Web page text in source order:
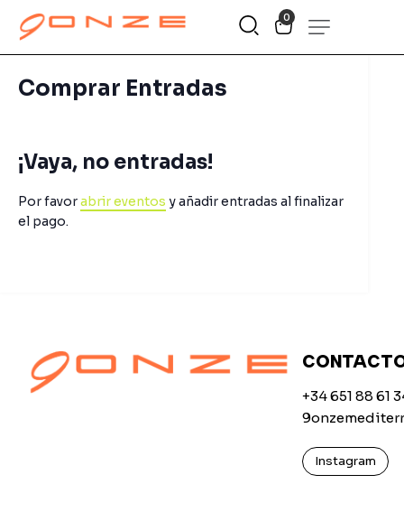
0
Comprar Entradas
¡Vaya, no entradas!
Por favorabrir eventos y añadir entradas al finalizar
el pago.
+34 651 88 61
Instagram